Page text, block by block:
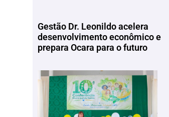
Gestão Dr. Leonildo acelera
desenvolvimento econômico e
prepara Ocara para o futuro